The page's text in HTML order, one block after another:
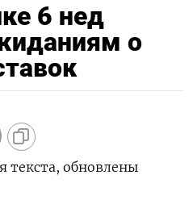
6 нед
о
текста, обновлены